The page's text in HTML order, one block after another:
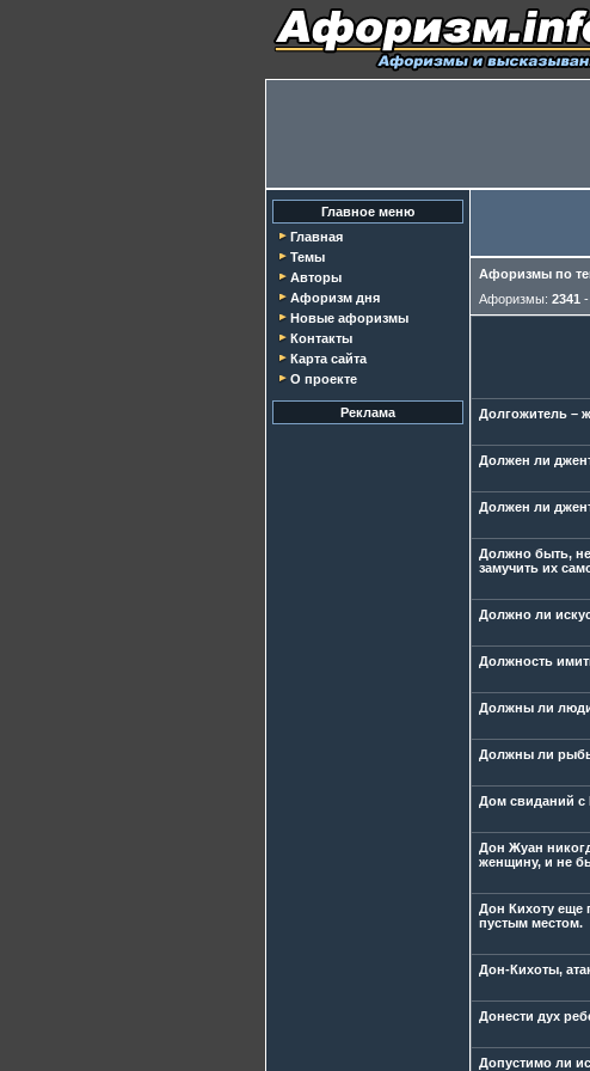
Главное меню
Главная
Темы
Авторы
Афоризм дня
Новые афоризмы
Контакты
Карта сайта
О проекте
Реклама
Афоризмы по
Афоризмы: 2341 -
Долгожитель –
Должен ли
Должен ли
Должно быть,
замучить их
Должно ли
Должность
Должны ли люди
Должны ли
Дом свиданий с
Дон Жуан
женщину, и не
Дон Кихоту еще
пустым местом.
Дон-Кихоты,
Донести дух
Допустимо ли